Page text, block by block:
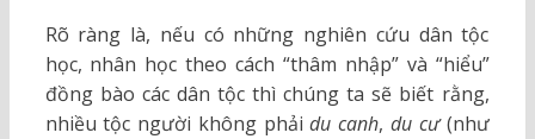
Rõ ràng là, nếu có những nghiên cứu dân tộc
học, nhân học theo cách “thâm nhập” và “hiểu”
đồng bào các dân tộc thì chúng ta sẽ biết rằng,
nhiều tộc người không phảidu canh, du cư(như